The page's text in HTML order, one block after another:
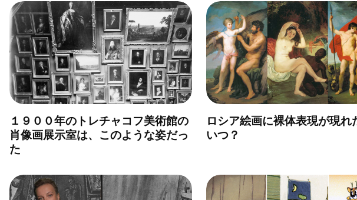
１９００年のトレチャコフ美術館の
肖像画展示室は、このような姿だっ
た
ロシア絵画に裸体表現が現れ
いつ？